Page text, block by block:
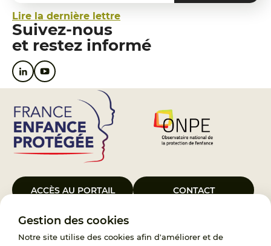
Gestion des cookies
Notre site utilise des cookies afin d'améliorer et de
Lire la dernière lettre
Suivez-nous
et restez informé
ACCÈS AU PORTAIL CONTACT
Le Groupement d’Intérêt Public France Enfance Protégée, créé le 5
janvier 2023, a pour objet d’assurer les missions de service public du